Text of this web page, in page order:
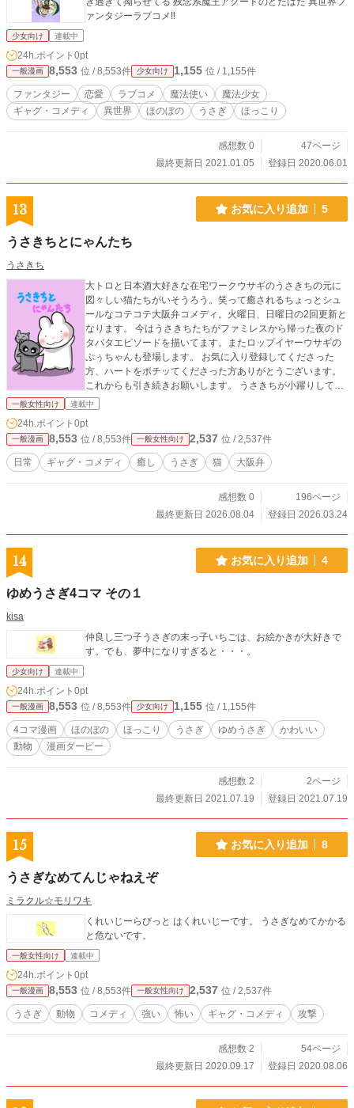
ァンタジーラブコメ‼️
少女向け 連載中
24h.ポイント 0pt
一般漫画 8,553 位 / 8,553件 少女向け 1,155 位 / 1,155件
ファンタジー 恋愛 ラブコメ 魔法使い
魔法少女
ギャグ・コメディ
異世界 ほのぼの うさぎ ほっこり
感想数 0
47ページ
最終更新日 2021.01.05
登録日 2020.06.01
13 お気に入り追加 5
うさきちとにゃんたち
うさきち
大トロと日本酒大好きな在宅ワークウサギのうさきちの元に
図々しい猫たちがいそうろう。笑って癒されるちょっとシュ
ールなコテコテ大阪弁コメディ。火曜日、日曜日の2回更新と
なります。 今はうさきちたちがファミレスから帰った夜のド
タバタエピソードを描いてます。またロップイヤーウサギの
ぷぅちゃんも登場します。 お気に入り登録してくださった
方、ハートをポチッてくださった方ありがとうございます。
これからも引き続きお願いします。 うさきちが小躍りして喜
びます。 ＊うさきちたちのラインスタンプも販売中。スタン
ます。 どうぞよろしくお願いします。
一般女性向け 連載中
24h.ポイント 0pt
一般漫画 8,553 位 / 8,553件 一般女性向け 2,537 位 / 2,537件
日常 ギャグ・コメディ 癒し うさぎ 猫 大阪弁
感想数 0
196ページ
最終更新日 2026.08.04
登録日 2026.03.24
14 お気に入り追加 4
ゆめうさぎ4コマ その１
kisa
仲良し三つ子うさぎの末っ子いちごは、お絵かきが大好きで
す。でも、夢中になりすぎると・・・。
少女向け 連載中
24h.ポイント 0pt
一般漫画 8,553 位 / 8,553件 少女向け 1,155 位 / 1,155件
4コマ漫画 ほのぼの ほっこり うさぎ ゆめうさぎ
かわいい
動物
漫画ダービー
感想数 2
2ページ
最終更新日 2021.07.19
登録日 2021.07.19
15 お気に入り追加 8
うさぎなめてんじゃねえぞ
ミラクル☆モリワキ
くれいじーらびっと はくれいじーです。 うさぎなめてかかる
と危ないです。
一般女性向け 連載中
24h.ポイント 0pt
一般漫画 8,553 位 / 8,553件 一般女性向け 2,537 位 / 2,537件
うさぎ 動物 コメディ 強い 怖い ギャグ・コメディ 攻撃
感想数 2
54ページ
最終更新日 2020.09.17
登録日 2020.08.06